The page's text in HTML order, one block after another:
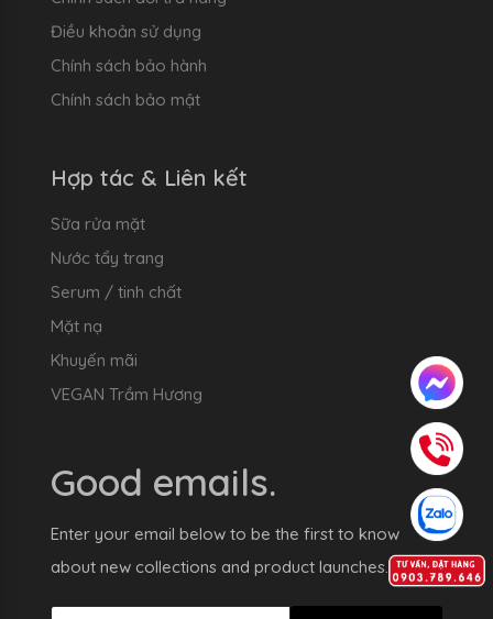
Điều khoản sử dụng
Chính sách bảo hành
Chính sách bảo mật
Hợp tác & Liên kết
Sữa rửa mặt
Nước tẩy trang
Serum / tinh chất
Mặt nạ
Khuyến mãi
VEGAN Trầm Hương
Good emails.
Enter your email below to be the first to know
about new collections and product launches.